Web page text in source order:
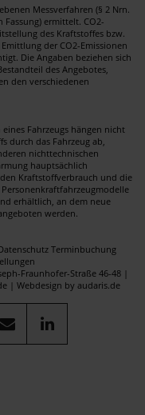
Messverfahren (§ 2 Nrn.
Fassung) ermittelt. CO2-
des Kraftstoffes bzw.
der CO2-Emissionen
Die Angaben beziehen sich
des Angebotes,
den verschiedenen
Fahrzeugs hängen nicht
durch das Fahrzeug ab,
nichttechnischen
hauptsächlich
Kraftstoffverbrauch und die
erhältlich, an dem neue
werden.
Terminbuchung
Fraunhofer-Straße 46-48 |
| Webdesign by audaris.de